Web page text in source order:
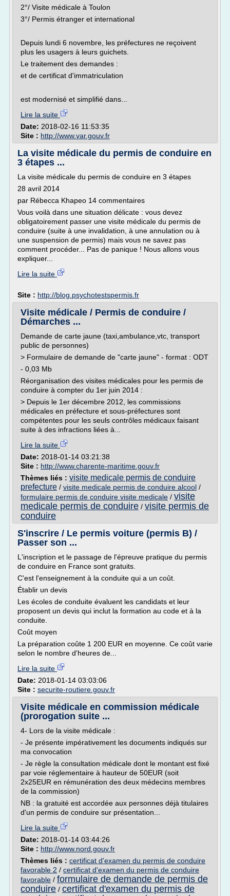
2°/ Visite médicale à Toulon
3°/ Permis étranger et international
Depuis lundi 6 novembre, les préfectures ne reçoivent
plus les usagers à leurs guichets.
Le traitement des demandes :
et de certificat d'immatriculation
est modernisé et simplifié dans...
Lire la suite
Date: 2018-02-16 11:53:35
Site : http://www.var.gouv.fr
La visite médicale du permis de conduire en
3 étapes ...
La visite médicale du permis de conduire en 3 étapes
28 avril 2014
par Rébecca Khapeo 14 commentaires
Vous voilà dans une situation délicate : vous devez
obligatoirement passer une visite médicale du permis de
conduire (suite à une invalidation, à une annulation ou à
une suspension de permis) mais vous ne savez pas
comment procéder... Pas de panique ! Nous allons vous
expliquer...
Lire la suite
Site : http://blog.psychotestspermis.fr
Visite médicale / Permis de conduire /
Démarches ...
Demande de carte jaune (taxi,ambulance,vtc, transport
public de personnes)
> Formulaire de demande de "carte jaune" - format : ODT
- 0,03 Mb
Réorganisation des visites médicales pour les permis de
conduire à compter du 1er juin 2014 :
> Depuis le 1er décembre 2012, les commissions
médicales en préfecture et sous-préfectures sont
compétentes pour les seuls contrôles médicaux faisant
suite à des infractions liées à...
Lire la suite
Date: 2018-01-14 03:21:38
Site : http://www.charente-maritime.gouv.fr
Thèmes liés : visite medicale permis de conduire
prefecture / visite medicale permis de conduire alcool /
formulaire permis de conduire visite medicale / visite
medicale permis de conduire / visite permis de
conduire
S'inscrire / Le permis voiture (permis B) /
Passer son ...
L'inscription et le passage de l'épreuve pratique du permis
de conduire en France sont gratuits.
C'est l'enseignement à la conduite qui a un coût.
Établir un devis
Les écoles de conduite évaluent les candidats et leur
proposent un devis qui inclut la formation au code et à la
conduite.
Coût moyen
La préparation coûte 1 200 EUR en moyenne. Ce coût varie
selon le nombre d'heures de...
Lire la suite
Date: 2018-01-14 03:03:06
Site : securite-routiere.gouv.fr
Visite médicale en commission médicale
(prorogation suite ...
4- Lors de la visite médicale :
- Je présente impérativement les documents indiqués sur
ma convocation
- Je règle la consultation médicale dont le montant est fixé
par voie réglementaire à hauteur de 50EUR (soit
2x25EUR en rémunération des deux médecins membres
de la commission)
NB : la gratuité est accordée aux personnes déjà titulaires
d'un permis de conduire sur présentation...
Lire la suite
Date: 2018-01-14 03:44:26
Site : http://www.nord.gouv.fr
Thèmes liés : certificat d'examen du permis de conduire
favorable 2 / certificat d'examen du permis de conduire
favorable / formulaire de demande de permis de
conduire / certificat d'examen du permis de